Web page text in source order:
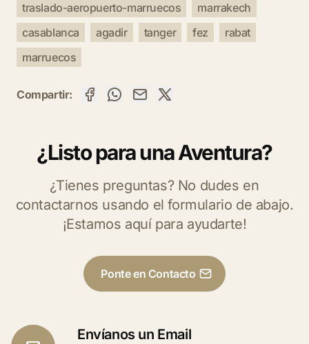
traslado-aeropuerto-marruecos
marrakech
casablanca
agadir tanger fez
rabat
marruecos
Compartir:
¿Listo para una Aventura?
¿Tienes preguntas? No dudes en
contactarnos usando el formulario de abajo.
¡Estamos aquí para ayudarte!
Ponte en Contacto
Envíanos un Email